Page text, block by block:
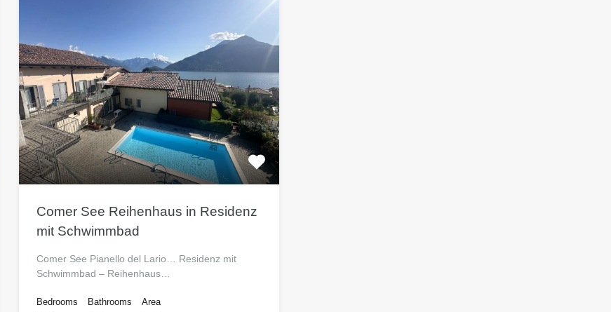
Comer See Reihenhaus in Residenz
mit Schwimmbad
Comer See Pianello del Lario… Residenz mit
Schwimmbad – Reihenhaus…
Bedrooms
Bathrooms
Area